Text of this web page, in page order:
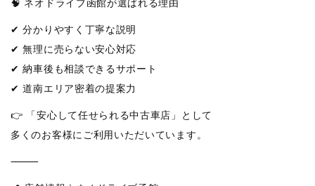
🧠 ネオドライブ函館が選ばれる理由
✔ 分かりやすく丁寧な説明
✔ 無理に売らない安心対応
✔ 納車後も相談できるサポート
✔ 道南エリア密着の提案力
👉 「安心して任せられる中古車店」として
多くのお客様にご利用いただいています。
⸻